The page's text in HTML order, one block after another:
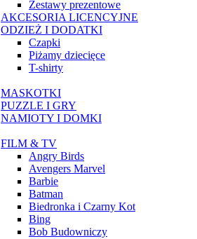
Zestawy prezentowe
AKCESORIA LICENCYJNE
ODZIEŻ I DODATKI
Czapki
Piżamy dziecięce
T-shirty
MASKOTKI
PUZZLE I GRY
NAMIOTY I DOMKI
FILM & TV
Angry Birds
Avengers Marvel
Barbie
Batman
Biedronka i Czarny Kot
Bing
Bob Budowniczy